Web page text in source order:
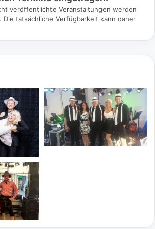
veröffentlichte Veranstaltungen werden
Die tatsächliche Verfügbarkeit kann daher